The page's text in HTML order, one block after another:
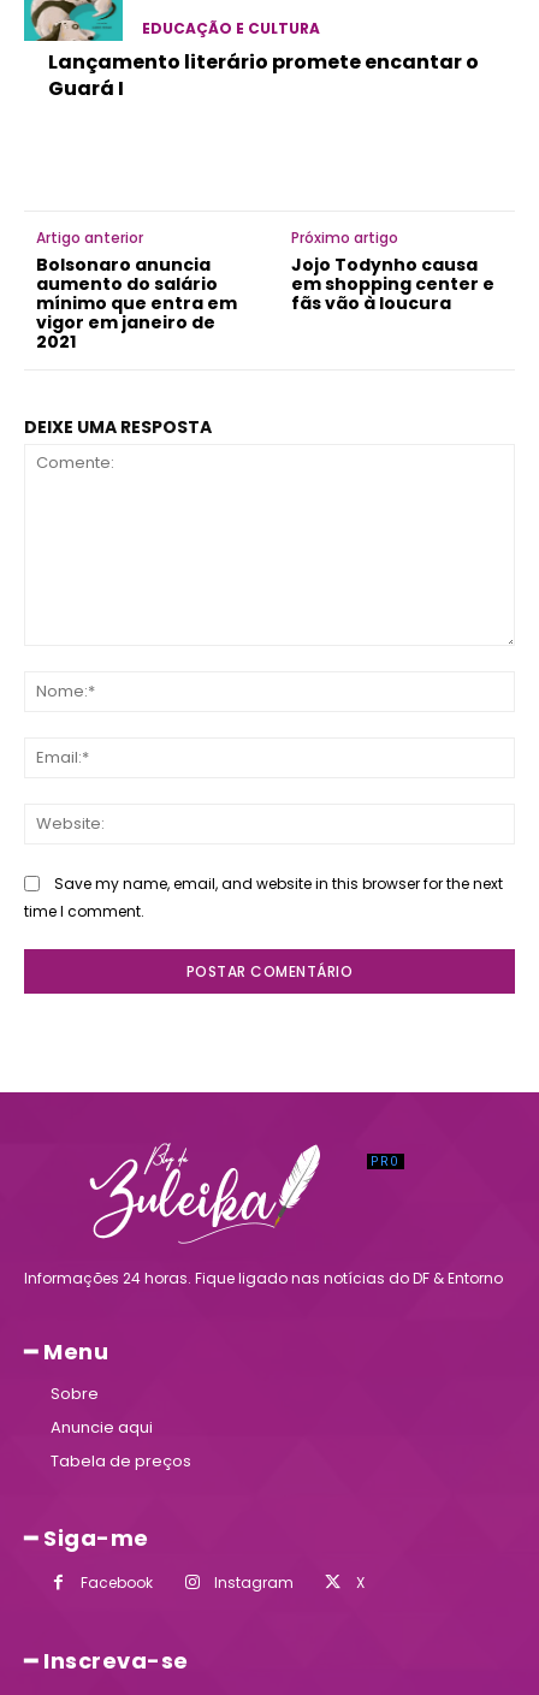
EDUCAÇÃO E CULTURA
Lançamento literário promete encantar o
Guará I
Artigo anterior
Bolsonaro anuncia
aumento do salário
mínimo que entra em
vigor em janeiro de
2021
Próximo artigo
Jojo Todynho causa
em shopping center e
fãs vão à loucura
DEIXE UMA RESPOSTA
Save my name, email, and website in this browser for the next
time I comment.
Informações 24 horas. Fique ligado nas notícias do DF & Entorno
━ Menu
Sobre
Anuncie aqui
Tabela de preços
━ Siga-me
Facebook Instagram X
━ Inscreva-se